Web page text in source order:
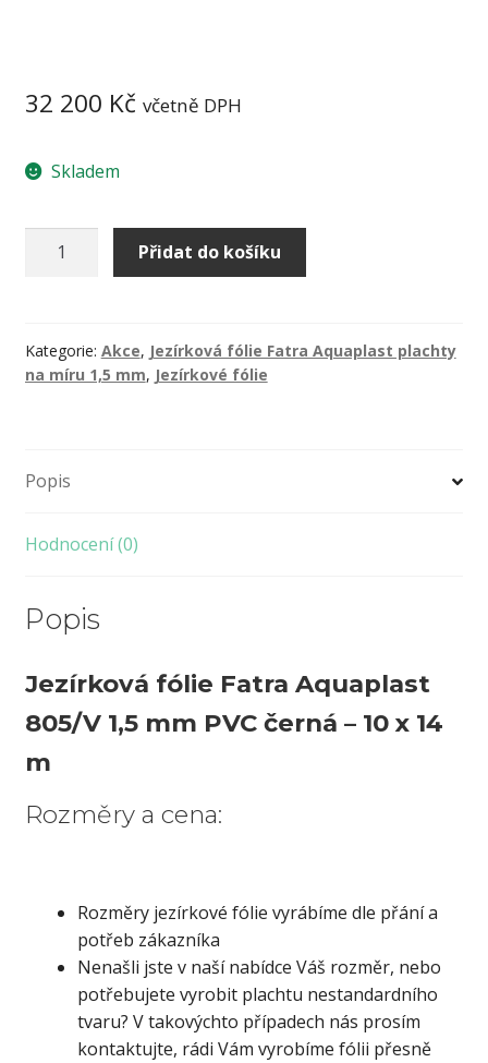
32 200 Kč včetně DPH
Skladem
Jezírková
805/V
1,5
x
m
Přidat do košíku
Kategorie: Akce, Jezírková fólie Fatra Aquaplast plachty
na míru 1,5 mm, Jezírkové fólie
Popis
Hodnocení (0)
Popis
Jezírková fólie Fatra Aquaplast
805/V 1,5 mm PVC černá – 10 x 14
m
Rozměry a cena:
Rozměry jezírkové fólie vyrábíme dle přání a
potřeb zákazníka
Nenašli jste v naší nabídce Váš rozměr, nebo
potřebujete vyrobit plachtu nestandardního
tvaru? V takovýchto případech nás prosím
kontaktujte, rádi Vám vyrobíme fólii přesně